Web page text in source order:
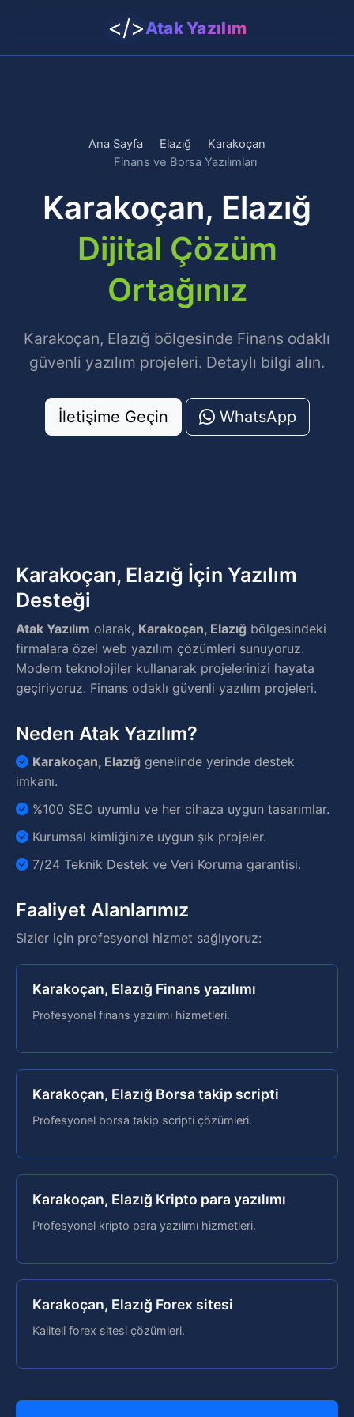
</>Atak Yazılım
Ana Sayfa Elazığ
Karakoçan
Finans ve Borsa Yazılımları
Karakoçan, Elazığ
Dijital Çözüm
Ortağınız
Karakoçan, Elazığ bölgesinde Finans odaklı
güvenli yazılım projeleri. Detaylı bilgi alın.
İletişime Geçin WhatsApp
Karakoçan, Elazığ İçin Yazılım
Desteği
Atak Yazılım olarak, Karakoçan, Elazığ bölgesindeki
firmalara özel web yazılım çözümleri sunuyoruz.
Modern teknolojiler kullanarak projelerinizi hayata
geçiriyoruz. Finans odaklı güvenli yazılım projeleri.
Neden Atak Yazılım?
Karakoçan, Elazığ genelinde yerinde destek
imkanı.
%100 SEO uyumlu ve her cihaza uygun tasarımlar.
Kurumsal kimliğinize uygun şık projeler.
7/24 Teknik Destek ve Veri Koruma garantisi.
Faaliyet Alanlarımız
Sizler için profesyonel hizmet sağlıyoruz:
Karakoçan, Elazığ Finans yazılımı
Profesyonel finans yazılımı hizmetleri.
Karakoçan, Elazığ Borsa takip scripti
Profesyonel borsa takip scripti çözümleri.
Karakoçan, Elazığ Kripto para yazılımı
Profesyonel kripto para yazılımı hizmetleri.
Karakoçan, Elazığ Forex sitesi
Kaliteli forex sitesi çözümleri.